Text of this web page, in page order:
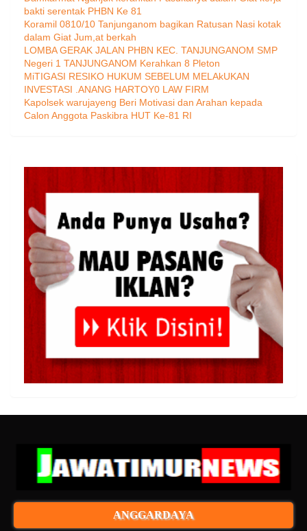
bakti serentak PHBN Ke 81
Koramil 0810/10 Tanjunganom bagikan Ratusan Nasi kotak
dalam Giat Jum,at berkah
LOMBA GERAK JALAN PHBN KEC. TANJUNGANOM SMP
Negeri 1 TANJUNGANOM Kerahkan 8 Pleton
MiTIGASI RESIKO HUKUM SEBELUM MELAkUKAN
INVESTASI .ANANG HARTOY0 LAW FIRM
Kapolsek warujayeng Beri Motivasi dan Arahan kepada
Calon Anggota Paskibra HUT Ke-81 RI
ANGGARDAYA